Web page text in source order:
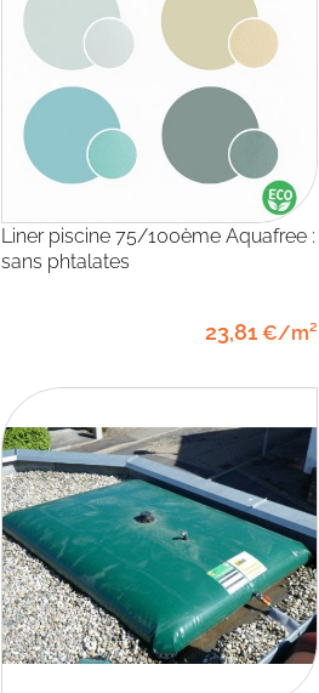
Liner piscine 75/100ème Aquafree :
sans phtalates
23,81 €/m²